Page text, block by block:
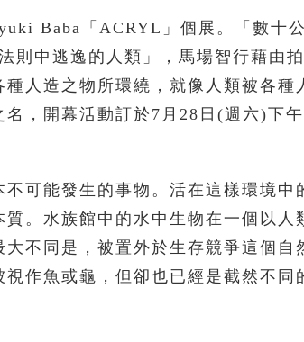
Baba「ACRYL」個展。「數十
則中逃逸的人類」，馬場智行藉由
人造之物所環繞，就像人類被各種
，開幕活動訂於7月28日(週六)下
可能發生的事物。活在這樣環境中
。水族館中的水中生物在一個以人
不同是，被置外於生存競爭這個自
作魚或龜，但卻也已經是截然不同